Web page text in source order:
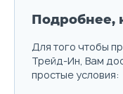
Подробнее,
Для того чтобы
Трейд-Ин, Вам
простые условия: